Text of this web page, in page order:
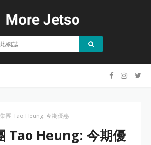
團 Tao Heung: 今期優惠
Tao Heung: 今期優